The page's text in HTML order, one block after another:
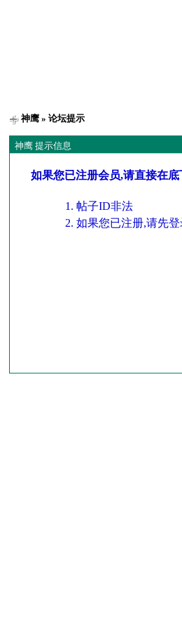
神鹰 » 论坛提示
神鹰 提示信息
如果您已注册会员,请直接在
帖子ID非法
如果您已注册,请先